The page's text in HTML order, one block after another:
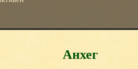
Анхег